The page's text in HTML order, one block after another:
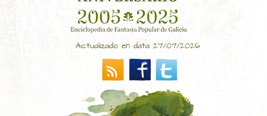
Actualizado en data 27/07/2026